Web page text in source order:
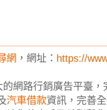
網 ，網址： https://
網路行銷廣告平臺
汽車借款資訊，完善